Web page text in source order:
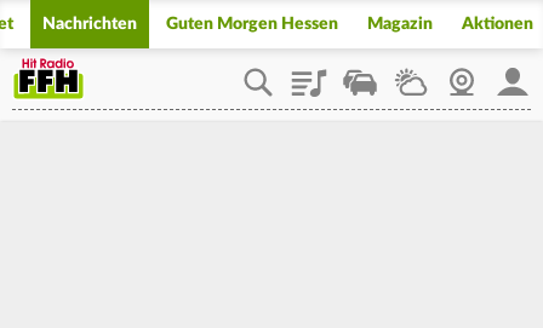
Nachrichten Guten Morgen Hessen Magazin Aktionen
PlaylistStaupilotWetterWebcam